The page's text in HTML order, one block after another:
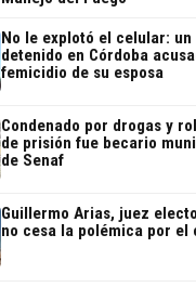
No le explotó el celular:
detenido en Córdoba
femicidio de su esposa
Condenado por drogas y
de prisión fue becario
de Senaf
Guillermo Arias, juez
no cesa la polémica por el